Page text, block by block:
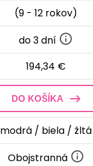
(9 - 12 rokov)
do 3 dní
194,34 €
DO KOŠÍKA
modrá / biela / žltá
Obojstranná